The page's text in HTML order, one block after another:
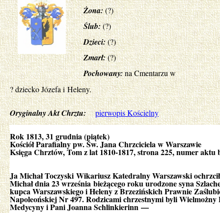
Żona:(?)
Ślub:(?)
Dzieci:(?)
Zmarł:(?)
Pochowany:na Cmentarzu w
? dziecko Józefa i Heleny.
Oryginalny Akt Chrztu: pierwopis Kościelny
Rok 1813, 31 grudnia (piątek)
Kościół Parafialny pw. Św. Jana Chrzciciela w Warszawie
Księga Chrztów, Tom z lat 1810-1817, strona 225, numer aktu
Ja Michał Toczyski Wikariusz Katedralny Warszawski
Michał dnia 23 września bieżącego roku urodzone syna
kupca Warszawskiego i Heleny z Brzezińskich Prawnie
Napoleońskiej Nr 497. Rodzicami chrzestnymi byli
Medycyny i Pani Joanna Schlinkierinn —